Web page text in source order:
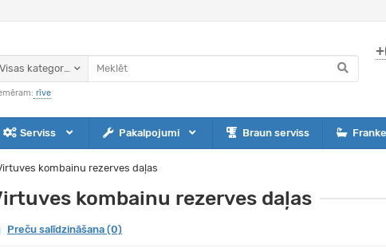
Visas kategorijas
rīve
Serviss Pakalpojumi Braun serviss
kombainu rezerves daļas
kombainu rezerves daļas
Preču salīdzināšana (0)